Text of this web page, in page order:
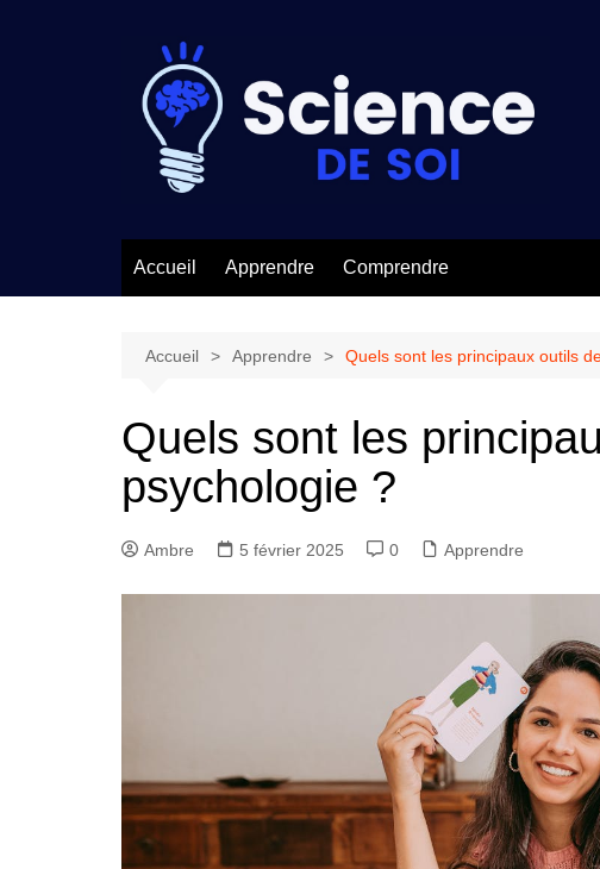
Accueil Apprendre Comprendre
Accueil Apprendre Quels sont les principaux outils
Quels sont les
psychologie ?
Ambre 5 février 2025 0 Apprendre